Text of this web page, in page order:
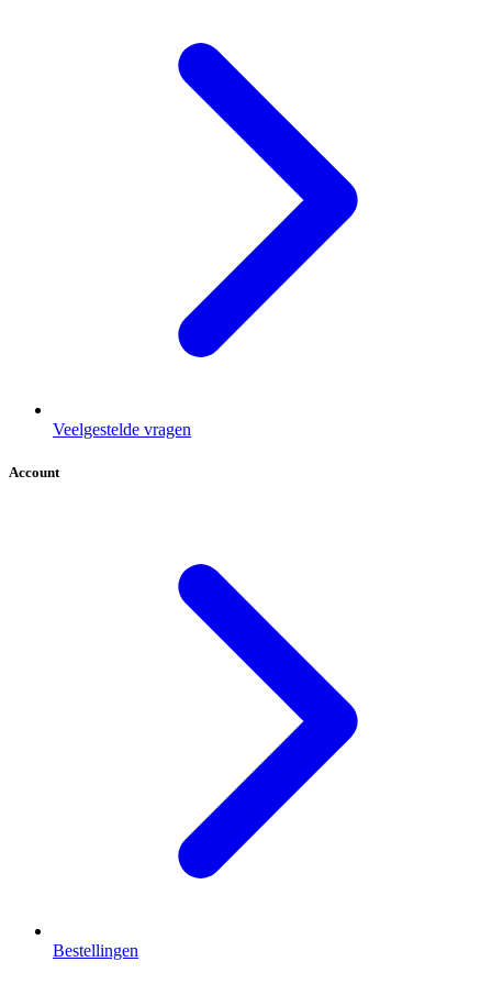
Veelgestelde vragen
Account
Bestellingen